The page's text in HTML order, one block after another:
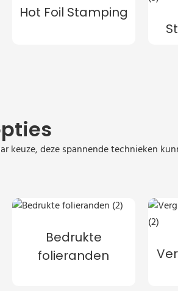
Hot Foil Stamping
deze spannende technieken
Bedrukte
folieranden